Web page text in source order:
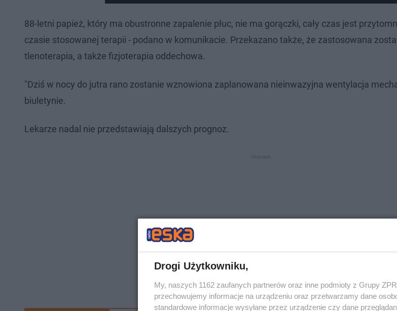
88-letni papież, który ma obustronne zapalenie płuc, nie ma gorączki, cały czas jest
czasie stosowanej terapii - podano w komunikacie. Przekazano także, że zastosowana
tlenoterapia, a także fizjoterapia oddechowa.
"Dziś w nocy do jutra rano zostanie wznowiona zaplanowana nieinwazyjna wentylacja
biuletynie.
Lekarze nadal nie przedstawiają dalszych prognoz.
Drogi Użytkowniku,
My, naszych 1162 zaufanych partnerów oraz inne podmioty z Grupy
przechowujemy informacje na urządzeniu oraz przetwarzamy dane
standardowe informacje wysyłane przez urządzenie czy dane